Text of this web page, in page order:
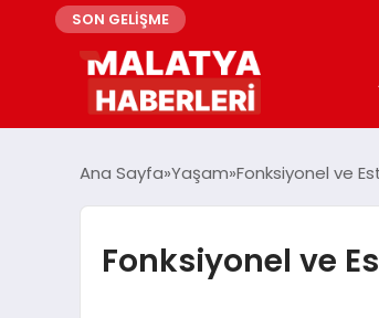
SON GELİŞME
Ana Sayfa Yaşam Fonksiyonel ve
Fonksiyonel ve